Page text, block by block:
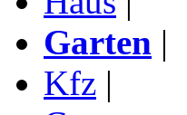
Garten |
Kfz |